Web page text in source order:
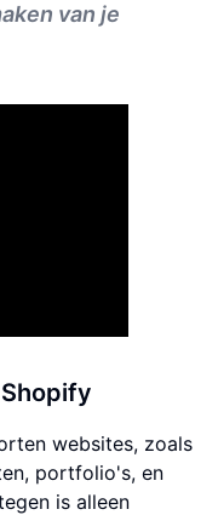
van je
websites, zoals
portfolio's, en
is alleen